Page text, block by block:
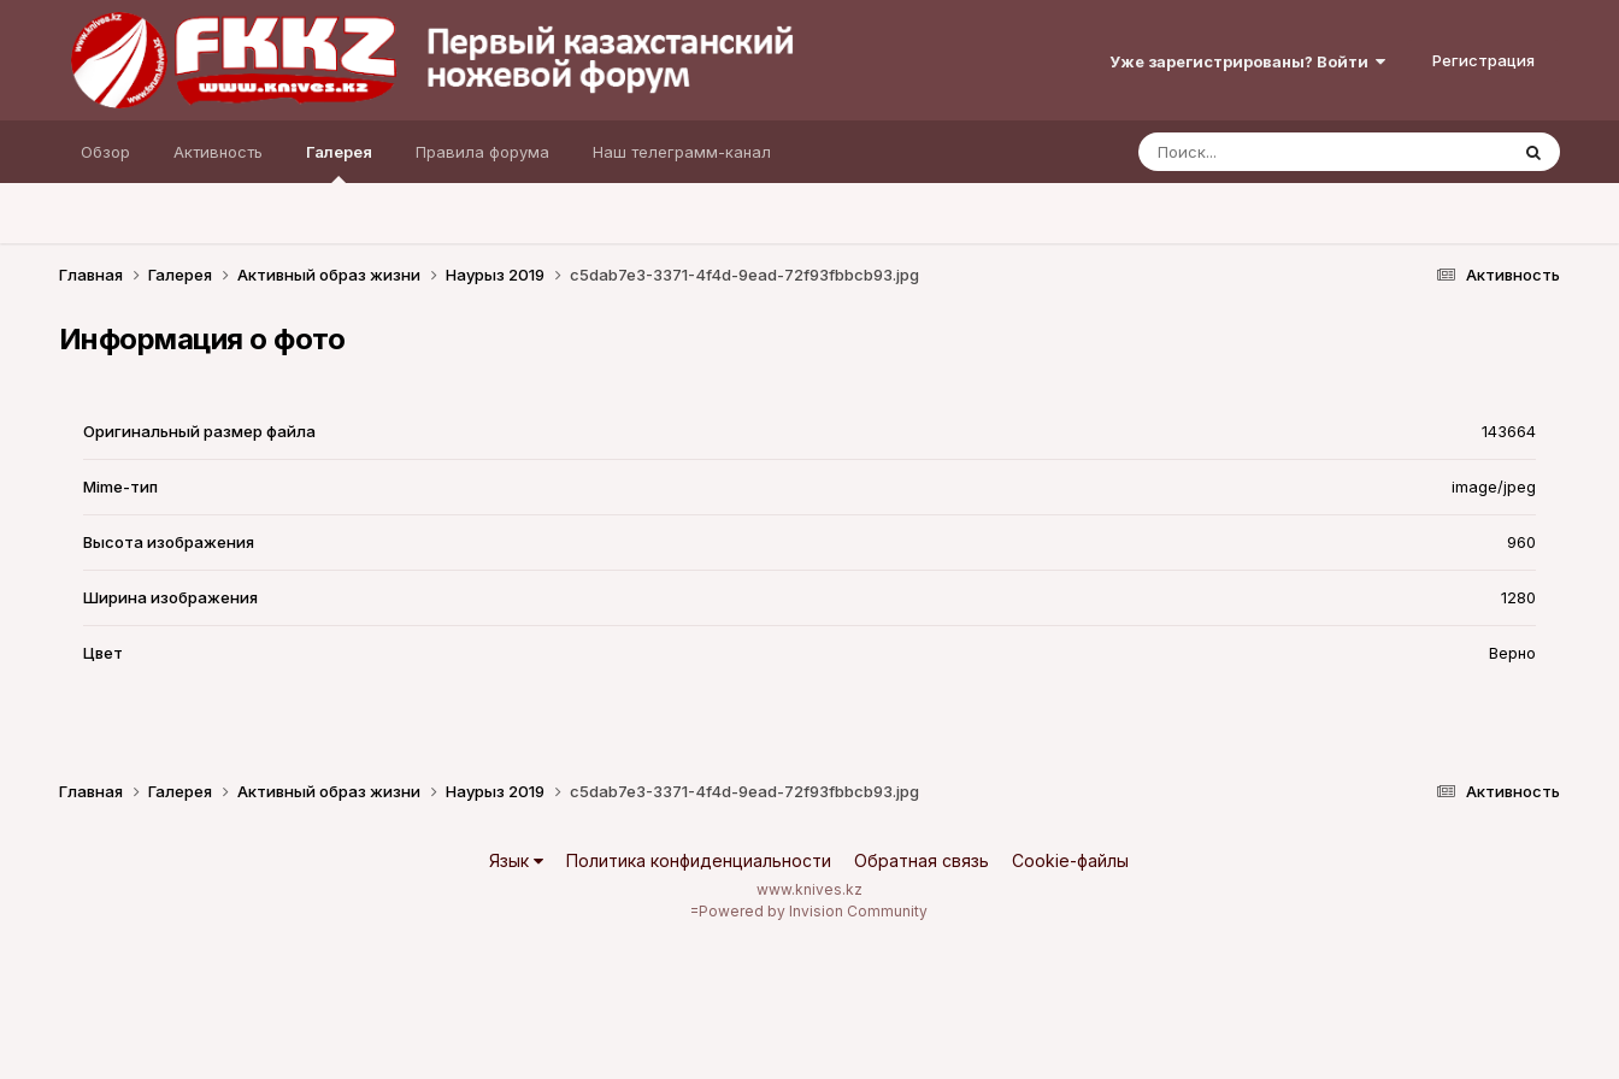
Уже зарегистрированы? Войти Регистрация
Обзор Активность Галерея Правила форума Наш телеграмм-канал
Активность
Главная Галерея Активный образ жизни Наурыз 2019 c5dab7e3-3371-4f4d-9ead-72f93fbbcb93.jpg
Информация о фото
Оригинальный размер файла 143664
Mime-тип image/jpeg
Высота изображения 960
Ширина изображения 1280
Цвет Верно
Активность
Главная Галерея Активный образ жизни Наурыз 2019 c5dab7e3-3371-4f4d-9ead-72f93fbbcb93.jpg
Язык Политика конфиденциальности Обратная связь Cookie-файлы
www.knives.kz
=Powered by Invision Community